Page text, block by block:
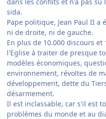
dans les conflits et n'a pas
sida.
Pape politique, Jean Paul II
ni de droite, ni de gauche.
En plus de 10.000 discours
l'Eglise à traiter de presque
modèles économiques,
environnement, révoltes de
développement, dette du
désarmement.
Il est inclassable, car s'il est
problèmes du monde et au